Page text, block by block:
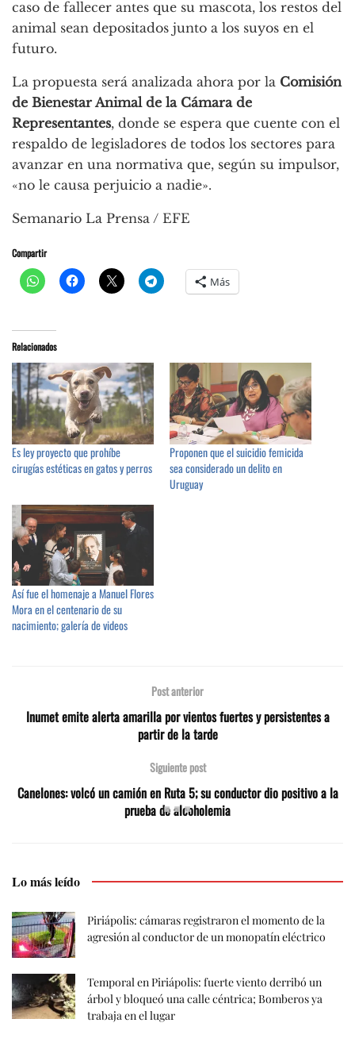
caso de fallecer antes que su mascota, los restos del
animal sean depositados junto a los suyos en el
futuro.
La propuesta será analizada ahora por la Comisión
de Bienestar Animal de la Cámara de
Representantes, donde se espera que cuente con el
respaldo de legisladores de todos los sectores para
avanzar en una normativa que, según su impulsor,
«no le causa perjuicio a nadie».
Semanario La Prensa / EFE
Compartir
Más
Relacionados
Es ley proyecto que prohíbe
cirugías estéticas en gatos y perros
Proponen que el suicidio femicida
sea considerado un delito en
Uruguay
Así fue el homenaje a Manuel Flores
Mora en el centenario de su
nacimiento; galería de videos
Post anterior
Inumet emite alerta amarilla por vientos fuertes y persistentes a
partir de la tarde
Siguiente post
Canelones: volcó un camión en Ruta 5; su conductor dio positivo a la
prueba de alcoholemia
Lo más leído
Piriápolis: cámaras registraron el momento de la
agresión al conductor de un monopatín eléctrico
Temporal en Piriápolis: fuerte viento derribó un
árbol y bloqueó una calle céntrica; Bomberos ya
trabaja en el lugar